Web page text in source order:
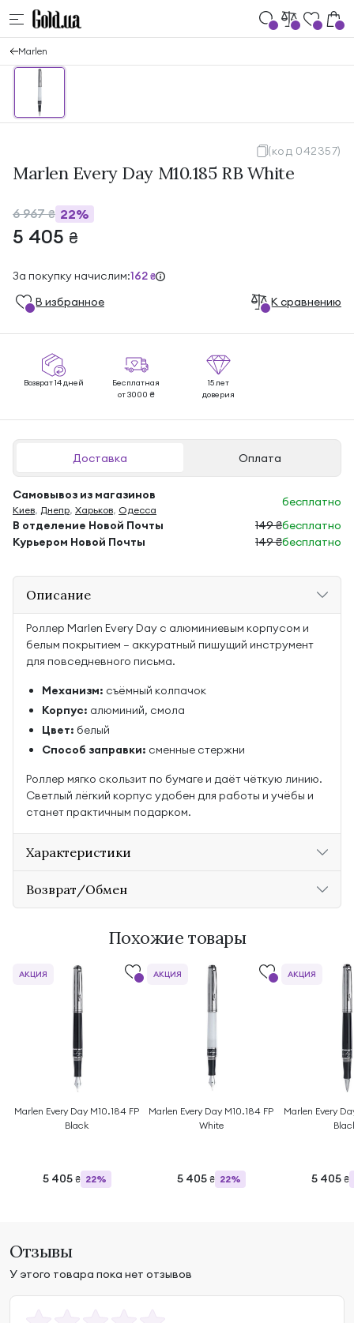
Marlen
(код 042357)
Marlen Every Day M10.185 RB White
6 967₴ 22%
5 405 ₴
За покупку начислим:162 ₴
В избранноe К сравнению
Возврат 14 дней
Бесплатная
от 3000 ₴
15 лет
доверия
Доставка Оплата
Самовывоз из магазинов
Киев, Днепр, Харьков, Одесса
бесплатно
В отделение Новой Почты
149 ₴бесплатно
Курьером Новой Почты
149 ₴бесплатно
Описание
Роллер Marlen Every Day с алюминиевым корпусом и
белым покрытием — аккуратный пишущий инструмент
для повседневного письма.
Механизм: съёмный колпачок
Корпус: алюминий, смола
Цвет: белый
Способ заправки: сменные стержни
Роллер мягко скользит по бумаге и даёт чёткую линию.
Светлый лёгкий корпус удобен для работы и учёбы и
станет практичным подарком.
Характеристики
Возврат/Обмен
Похожие товары
Marlen Every Day M10.184 FP
Black
5 405 ₴ 22%
АКЦИЯ
Marlen Every Day M10.184 FP
White
5 405 ₴ 22%
АКЦИЯ
Marlen Every
5 405 ₴
АКЦИЯ
Отзывы
У этого товара пока нет отзывов